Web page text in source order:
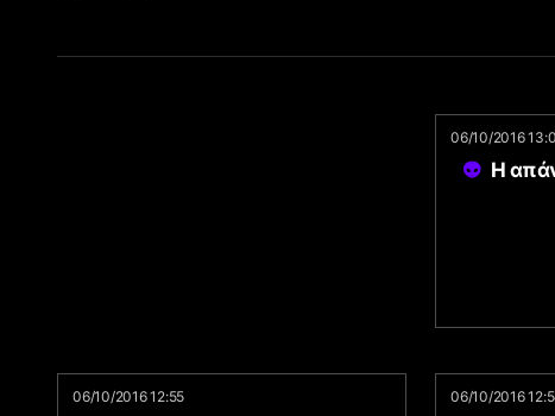
06/10/2016
Η
06/10/2016 12:55 06/10/2016